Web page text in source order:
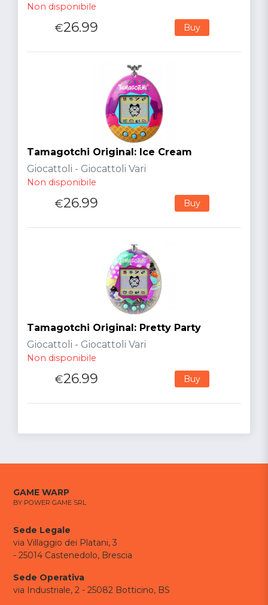
Non disponibile
€26.99 Buy
Tamagotchi Original: Ice Cream
Giocattoli - Giocattoli Vari
Non disponibile
€26.99 Buy
Tamagotchi Original: Pretty Party
Giocattoli - Giocattoli Vari
Non disponibile
€26.99 Buy
GAME WARP
BY POWER GAME SRL
Sede Legale
via Villaggio dei Platani, 3
- 25014 Castenedolo, Brescia
Sede Operativa
via Industriale, 2 - 25082 Botticino, BS